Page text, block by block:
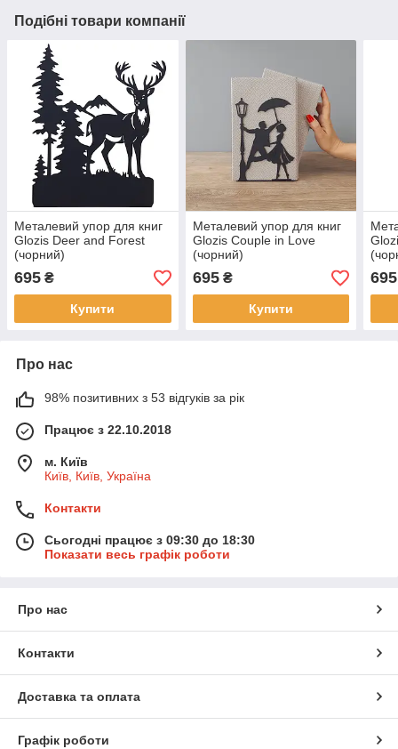
Подібні товари компанії
Металевий упор для книг
Glozis Deer and Forest
(чорний)
695 ₴
Купити
Металевий упор для книг
Glozis Couple in Love
(чорний)
695₴
Купити
695
Про нас
98% позитивних з 53 відгуків за рік
Працює з 22.10.2018
м. Київ
Київ, Київ, Україна
Контакти
Сьогодні працює з 09:30 до 18:30
Показати весь графік роботи
Про нас
Контакти
Доставка та оплата
Графік роботи